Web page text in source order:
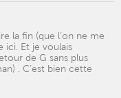
la fin (que l’on ne me
ici. Et je voulais
de G sans plus
. C’est bien cette